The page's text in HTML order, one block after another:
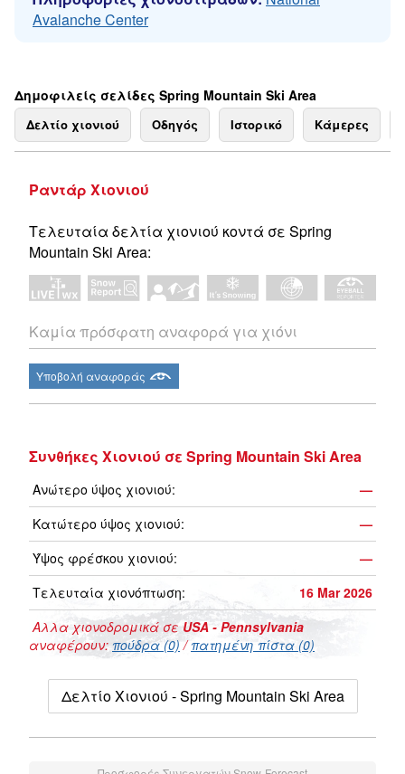
Avalanche Center
Δημοφιλείς σελίδες Spring Mountain Ski Area
Δελτίο χιονιού Οδηγός Ιστορικό Κάμερες
Ραντάρ Χιονιού
Τελευταία δελτία χιονιού κοντά σε Spring
Mountain Ski Area:
Καμία πρόσφατη αναφορά για χιόνι
Υποβολή αναφοράς
Συνθήκες Χιονιού σε Spring Mountain Ski Area
Ανώτερο ύψος χιονιού:
—
Κατώτερο ύψος χιονιού:
—
Ύψος φρέσκου χιονιού:
—
Τελευταία χιονόπτωση:
16 Mar 2026
Αλλα χιονοδρομικά σεUSA - Pennsylvania
αναφέρουν:πούδρα (0)/πατημένη πίστα (0)
Δελτίο Χιονιού - Spring Mountain Ski Area